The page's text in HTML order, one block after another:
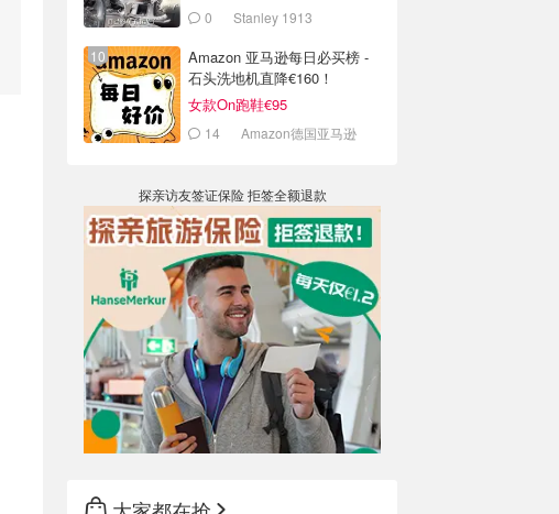
0 Stanley 1913
Amazon 亚马逊每日必买榜 -
石头洗地机直降€160！
女款On跑鞋€95
14 Amazon德国亚马逊
探亲访友签证保险 拒签全额退款